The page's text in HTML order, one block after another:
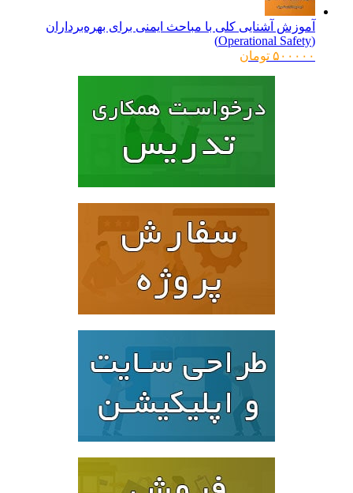
آموزش آشنایی کلی با مباحث ایمنی برای بهره‌برداران
۵۰۰۰۰۰ تومان